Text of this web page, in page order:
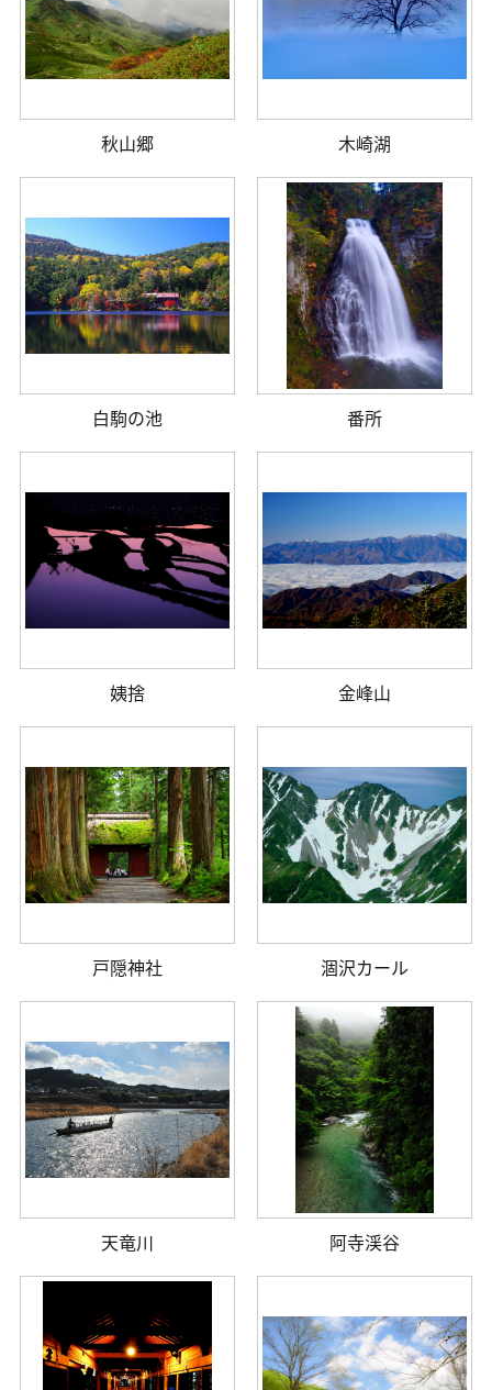
秋山郷 木崎湖
白駒の池 番所
姨捨 金峰山
戸隠神社 涸沢カール
天竜川 阿寺渓谷